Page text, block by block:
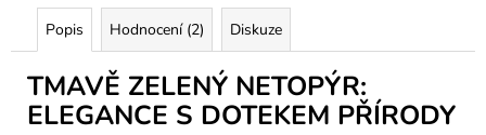
Popis Hodnocení (2) Diskuze
TMAVĚ ZELENÝ NETOPÝR:
ELEGANCE S DOTEKEM PŘÍRODY